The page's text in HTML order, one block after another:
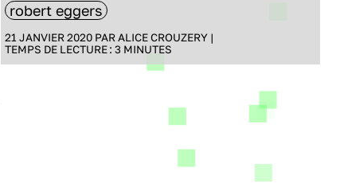
robert eggers
21 JANVIER 2020 PARALICE CROUZERY|
TEMPS DE LECTURE : 3 MINUTES